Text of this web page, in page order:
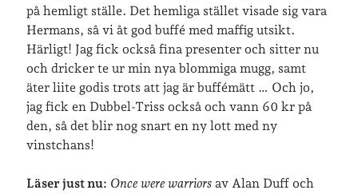
på hemligt ställe. Det hemliga stället visade sig vara
Hermans, så vi åt god buffé med maffig utsikt.
Härligt! Jag fick också fina presenter och sitter nu
och dricker te ur min nya blommiga mugg, samt
äter liite godis trots att jag är buffémätt … Och jo,
jag fick en Dubbel-Triss också och vann 60 kr på
den, så det blir nog snart en ny lott med ny
vinstchans!
Läser just nu: Once were warriors av Alan Duff och